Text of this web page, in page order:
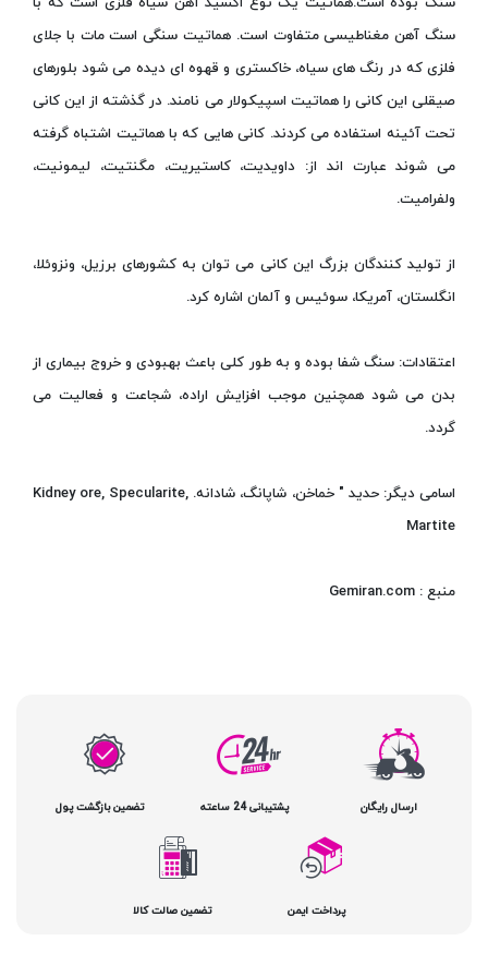
سنگ آهن مغناطیسی متفاوت است. هماتیت سنگی است مات با جلای
فلزی که در رنگ های سیاه، خاکستری و قهوه ای دیده می شود بلورهای
صیقلی این کانی را هماتیت اسپیکولار می نامند. در گذشته از این کانی
تحت آئینه استفاده می کردند. کانی هایی که با هماتیت اشتباه گرفته
می شوند عبارت اند از: داویدیت، کاستیریت، مگنتیت، لیمونیت،
ولفرامیت.
از تولید کنندگان بزرگ این کانی می توان به کشورهای برزیل، ونزوئلا،
انگلستان، آمریکا، سوئیس و آلمان اشاره کرد.
اعتقادات: سنگ شفا بوده و به طور کلی باعث بهبودی و خروج بیماری از
بدن می شود همچنین موجب افزایش اراده، شجاعت و فعالیت می
گردد.
اسامی دیگر: حدید " خماخن، شاپانگ، شادانه. Kidney ore, Specularite,
Martite
منبع : Gemiran.com
ارسال رایگان پشتیبانی 24 ساعته تضمین بازگشت پول
پرداخت ایمن تضمین صالت کالا